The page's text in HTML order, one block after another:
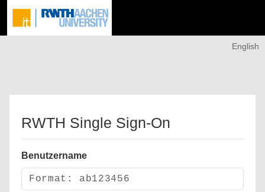
English
RWTH Single Sign-On
Benutzername